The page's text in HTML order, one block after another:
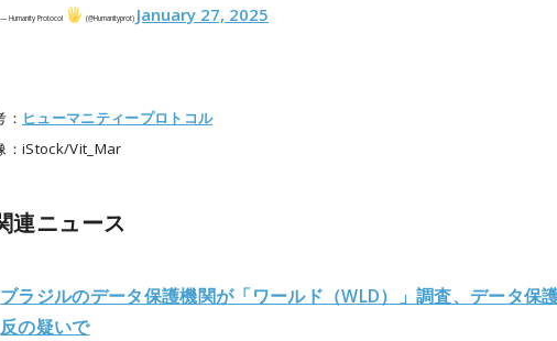
— Humanity Protocol (@Humanityprot) January 27, 2025
： ヒューマニティープロトコル
：iStock/Vit_Mar
連ニュース
ブラジルのデータ保護機関が「ワールド（WLD）」調査、データ保
反の疑いで